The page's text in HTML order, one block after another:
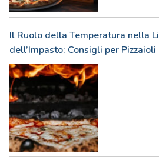
Il Ruolo della Temperatura nella
dell’Impasto: Consigli per Pizzaioli